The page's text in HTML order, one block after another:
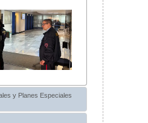
y Planes Especiales